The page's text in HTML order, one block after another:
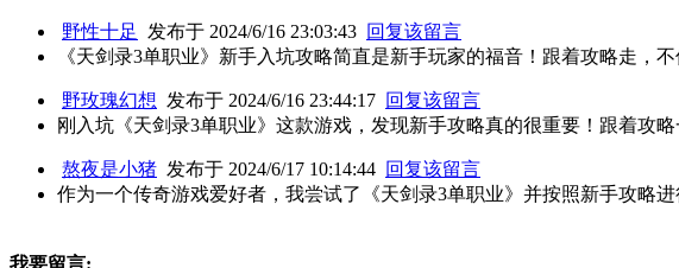
野性十足 发布于 2024/6/16 23:03:43 回复该留言
《天剑录3单职业》新手入坑攻略简直是新手玩家的福音！跟着攻略走，
野玫瑰幻想 发布于 2024/6/16 23:44:17 回复该留言
刚入坑《天剑录3单职业》这款游戏，发现新手攻略真的很重要！跟着攻
熬夜是小猪 发布于 2024/6/17 10:14:44 回复该留言
作为一个传奇游戏爱好者，我尝试了《天剑录3单职业》并按照新手攻略
我要留言: